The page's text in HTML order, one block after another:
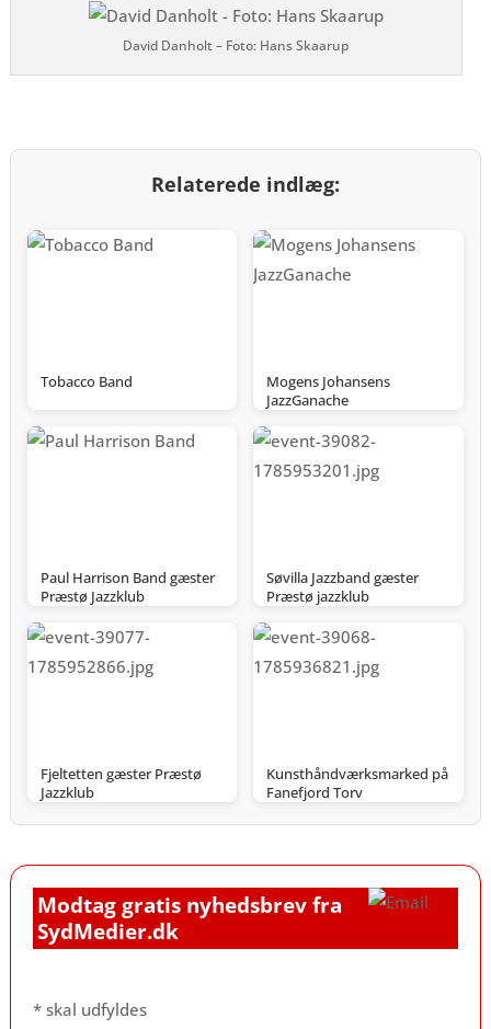
David Danholt – Foto: Hans Skaarup
Relaterede indlæg:
Tobacco Band
Mogens Johansens
JazzGanache
Paul Harrison Band gæster
Præstø Jazzklub
Søvilla Jazzband gæster
Præstø jazzklub
Fjeltetten gæster Præstø
Jazzklub
Kunsthåndværksmarked på
Fanefjord Torv
Modtag gratis nyhedsbrev fra
SydMedier.dk
*skal udfyldes